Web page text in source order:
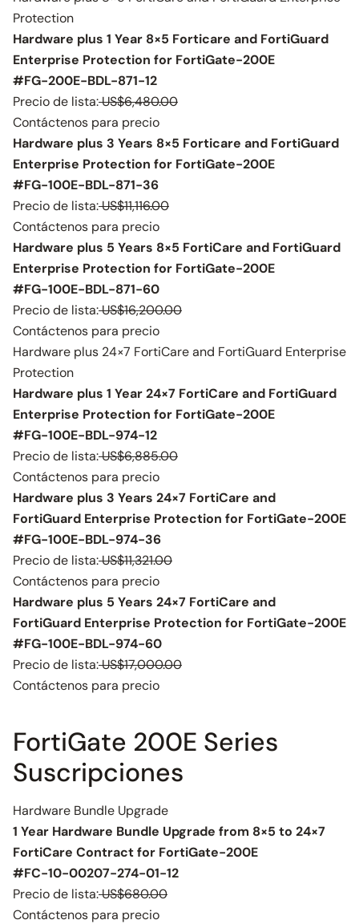
Protection
Hardware plus 1 Year 8×5 Forticare and FortiGuard
Enterprise Protection for FortiGate-200E
#FG-200E-BDL-871-12
Precio de lista:US$6,480.00
Contáctenos para precio
Hardware plus 3 Years 8×5 Forticare and FortiGuard
Enterprise Protection for FortiGate-200E
#FG-100E-BDL-871-36
Precio de lista:US$11,116.00
Contáctenos para precio
Hardware plus 5 Years 8×5 FortiCare and FortiGuard
Enterprise Protection for FortiGate-200E
#FG-100E-BDL-871-60
Precio de lista:US$16,200.00
Contáctenos para precio
Hardware plus 24×7 FortiCare and FortiGuard Enterprise
Protection
Hardware plus 1 Year 24×7 FortiCare and FortiGuard
Enterprise Protection for FortiGate-200E
#FG-100E-BDL-974-12
Precio de lista:US$6,885.00
Contáctenos para precio
Hardware plus 3 Years 24×7 FortiCare and
FortiGuard Enterprise Protection for FortiGate-200E
#FG-100E-BDL-974-36
Precio de lista:US$11,321.00
Contáctenos para precio
Hardware plus 5 Years 24×7 FortiCare and
FortiGuard Enterprise Protection for FortiGate-200E
#FG-100E-BDL-974-60
Precio de lista:US$17,000.00
Contáctenos para precio
FortiGate 200E Series
Suscripciones
Hardware Bundle Upgrade
1 Year Hardware Bundle Upgrade from 8×5 to 24×7
FortiCare Contract for FortiGate-200E
#FC-10-00207-274-01-12
Precio de lista:US$680.00
Contáctenos para precio